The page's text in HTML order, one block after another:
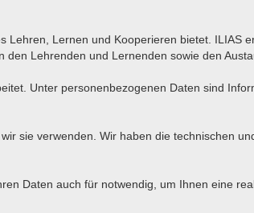
Lernen und Kooperieren bietet. ILIAS
Lehrenden und Lernenden sowie den
Unter personenbezogenen Daten sind
sie verwenden. Wir haben die technischen
Daten auch für notwendig, um Ihnen eine